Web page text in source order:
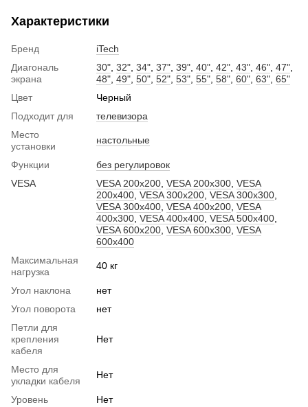
Характеристики
Бренд
iTech
Диагональ
экрана
30" 32" 34" 37" 39" 40" 42" 43" 46" 47"
48" 49" 50" 52" 53" 55" 58" 60" 63" 65"
Цвет
Черный
Подходит для
телевизора
Место
установки
настольные
Функции
без регулировок
VESA
VESA 200x200 VESA 200x300 VESA
200x400 VESA 300x200 VESA 300x300
VESA 300x400 VESA 400x200 VESA
400x300 VESA 400x400 VESA 500x400
VESA 600x200 VESA 600x300 VESA
600x400
Максимальная
нагрузка
40 кг
Угол наклона
нет
Угол поворота
нет
Петли для
крепления
кабеля
Нет
Место для
укладки кабеля
Нет
Уровень
Нет